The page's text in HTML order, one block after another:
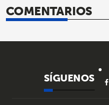
COMENTARIOS
SÍGUENOS